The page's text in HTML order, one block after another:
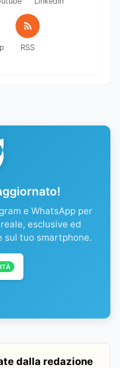
RSS
e WhatsApp per
esclusive ed
tuo smartphone.
dalla redazione